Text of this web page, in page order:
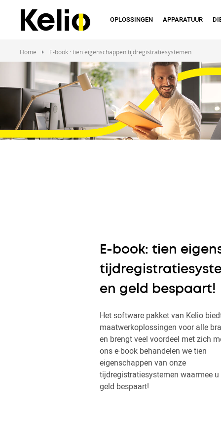
inhoud
gaan
OPLOSSINGEN APPARATUUR
Home E-book : tien eigenschappen tijdregistratiesystemen
E-book: tien
en geld bespaart!
Het software pakket van Kelio
maatwerkoplossingen voor alle
en brengt veel voordeel met zich
ons e-book behandelen we tien
eigenschappen van onze
tijdregistratiesystemen waarmee
geld bespaart!